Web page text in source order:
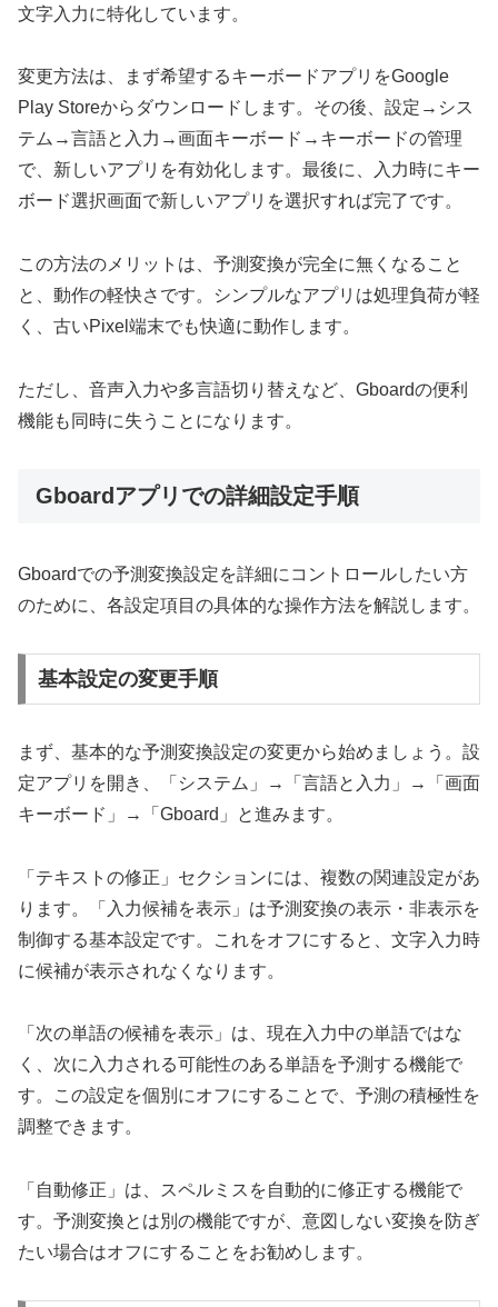
文字入力に特化しています。
変更方法は、まず希望するキーボードアプリをGoogle
Play Storeからダウンロードします。その後、設定→シス
テム→言語と入力→画面キーボード→キーボードの管理
で、新しいアプリを有効化します。最後に、入力時にキー
ボード選択画面で新しいアプリを選択すれば完了です。
この方法のメリットは、予測変換が完全に無くなること
と、動作の軽快さです。シンプルなアプリは処理負荷が軽
く、古いPixel端末でも快適に動作します。
ただし、音声入力や多言語切り替えなど、Gboardの便利
機能も同時に失うことになります。
Gboardアプリでの詳細設定手順
Gboardでの予測変換設定を詳細にコントロールしたい方
のために、各設定項目の具体的な操作方法を解説します。
基本設定の変更手順
まず、基本的な予測変換設定の変更から始めましょう。設
定アプリを開き、「システム」→「言語と入力」→「画面
キーボード」→「Gboard」と進みます。
「テキストの修正」セクションには、複数の関連設定があ
ります。「入力候補を表示」は予測変換の表示・非表示を
制御する基本設定です。これをオフにすると、文字入力時
に候補が表示されなくなります。
「次の単語の候補を表示」は、現在入力中の単語ではな
く、次に入力される可能性のある単語を予測する機能で
す。この設定を個別にオフにすることで、予測の積極性を
調整できます。
「自動修正」は、スペルミスを自動的に修正する機能で
す。予測変換とは別の機能ですが、意図しない変換を防ぎ
たい場合はオフにすることをお勧めします。